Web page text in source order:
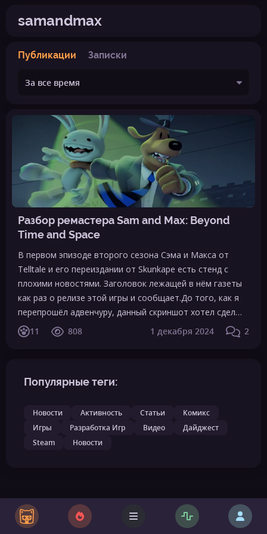
samandmax
Публикации Записки
Популярные теги:
Новости Активность Статьи
Комикс
Игры
Разработка Игр Видео
Дайджест
Steam
Новости
Разбор ремастера Sam and Max: Beyond
Time and Space
В первом эпизоде второго сезона Сэма и Макса от
Telltale и его переиздании от Skunkape есть стенд с
плохими новостями. Заголовок лежащей в нём газеты
как раз о релизе этой игры и сообщает.До того, как я
перепрошёл адвенчуру, данный скриншот хотел сдел…
11
808 1 декабря 2024 2